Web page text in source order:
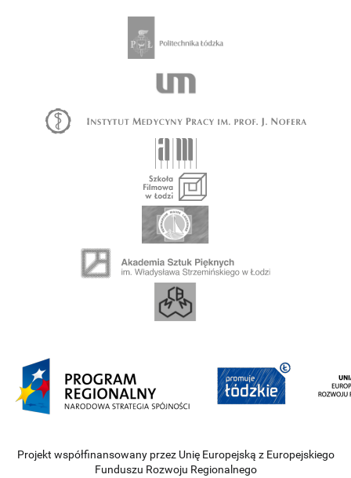
Projekt współfinansowany przez Unię Europejską z Europejskiego
Funduszu Rozwoju Regionalnego